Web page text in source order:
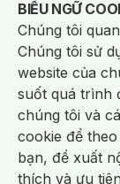
Chăm Sóc Cá Nhân
Chống Muỗi /Khẩu Trang
Sản Phẩm Chăm Sóc Khác
Hỗ Trợ Trắng Răng/Kem
Tăm / Chỉ Nha Khoa/ Xịt
Khăn Ướt Vệ Sinh Vùng
Máy Cạo Râu
Vấn Đề Về Da
Da Dầu / Lỗ Chân Lông
Da Nhạy Cảm / Kích Ứng
Quầng Thâm & Bọng Mắt
Dụng Cụ / Phụ Kiện
Bông Tẩy Trang
Khăn
Dụng Cụ Chăm Sóc Khác
BIỂU NGỮ
Notice about
Chúng tôi
Chúng tôi sử
website của
suốt quá trình
chúng tôi và
cookie để
bạn, đề xuất
thích và ưu